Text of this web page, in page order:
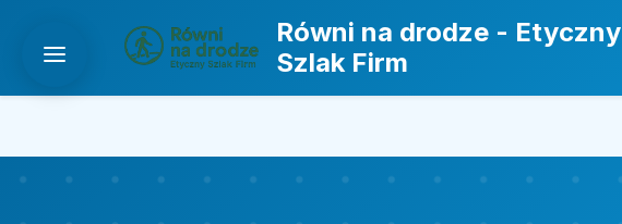
Równi na drodze - Etyczny
Szlak Firm